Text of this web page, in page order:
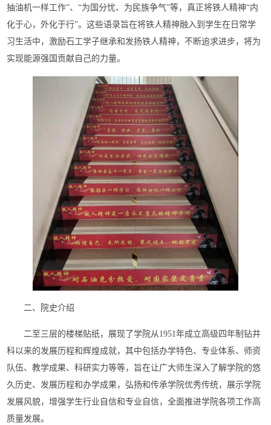
抽油机一样工作”、“为国分忧、为民族争气”等，真正将铁人精神“内
化于心，外化于行”。这些语录旨在将铁人精神融入到学生在日常学
习生活中，激励石工学子继承和发扬铁人精神，不断追求进步，将为
实现能源强国贡献自己的力量。
二、院史介绍
二至三层的楼梯贴纸， 展现了学院从 1951年成立高级四年制钻井
科以来的发展历程和辉煌成就，其中包括办学特色、专业体系、师资
队伍、教学成果、科研实力等等，
旨在让广大师生深入 了解学院的悠
久历史、 发展历程和办学成果， 弘扬和传承学院优秀传统， 展示学院
发展风貌，增强学生行业自信和专业自信，全面推进学院各项工作高
质量发展。